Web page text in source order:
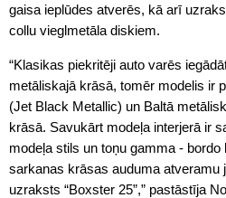
gaisa ieplūdes atverēs, kā arī
collu vieglmetāla diskiem.
“Klasikas piekritēji auto varēs
metāliskajā krāsā, tomēr modelis ir
(Jet Black Metallic) un Baltā
krāsā. Savukārt modeļa interjerā ir
modeļa stils un toņu gamma -
sarkanas krāsas auduma atveramu
uzraksts “Boxster 25”,” pastāstīja